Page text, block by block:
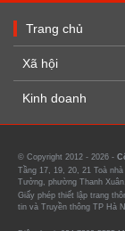
Trang chủ
Xã hội
Kinh doanh
© Copyright 2012 - 2026 -
Tầng 17, 19, 20, 21 Toà
Tưởng, phường Thanh
Giấy phép thiết lập trang
tin và Truyền thông TP Hà